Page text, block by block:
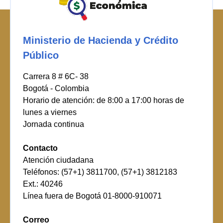
Ministerio de Hacienda y Crédito
Público
Carrera 8 # 6C- 38
Bogotá - Colombia
Horario de atención: de 8:00 a 17:00 horas de
lunes a viernes
Jornada continua
Contacto
Atención ciudadana
Teléfonos: (57+1) 3811700, (57+1) 3812183
Ext.: 40246
Línea fuera de Bogotá 01-8000-910071
Correo